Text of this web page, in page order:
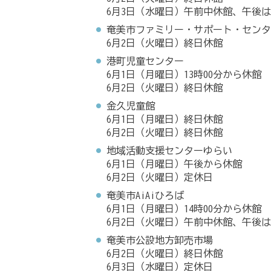
6月3日（水曜日）午前中休館、午後
奄美市ファミリー・サポート・セン
6月2日（火曜日）終日休館
港町児童センター
6月1日（月曜日）13時00分から休館
6月2日（火曜日）終日休館
金久児童館
6月1日（月曜日）終日休館
6月2日（火曜日）終日休館
地域活動支援センターゆらい
6月1日（月曜日）午後から休館
6月2日（火曜日）定休日
奄美市AiAiひろば
6月1日（月曜日）14時00分から休館
6月2日（火曜日）午前中休館、午後
奄美市公設地方卸売市場
6月2日（火曜日）終日休館
6月3日（水曜日）定休日